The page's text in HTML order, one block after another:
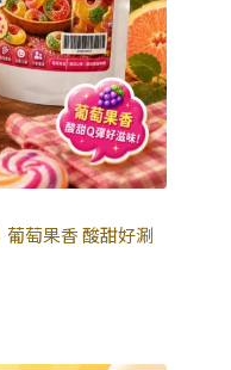
萄果香 酸甜好涮